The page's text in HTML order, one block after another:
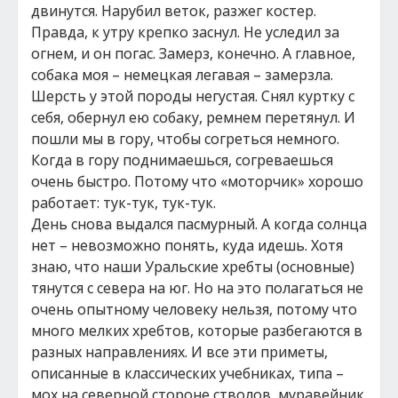
двинутся. Нарубил веток, разжег костер.
Правда, к утру крепко заснул. Не уследил за
огнем, и он погас. Замерз, конечно. А главное,
собака моя – немецкая легавая – замерзла.
Шерсть у этой породы негустая. Снял куртку с
себя, обернул ею собаку, ремнем перетянул. И
пошли мы в гору, чтобы согреться немного.
Когда в гору поднимаешься, согреваешься
очень быстро. Потому что «моторчик» хорошо
работает: тук-тук, тук-тук.
День снова выдался пасмурный. А когда солнца
нет – невозможно понять, куда идешь. Хотя
знаю, что наши Уральские хребты (основные)
тянутся с севера на юг. Но на это полагаться не
очень опытному человеку нельзя, потому что
много мелких хребтов, которые разбегаются в
разных направлениях. И все эти приметы,
описанные в классических учебниках, типа –